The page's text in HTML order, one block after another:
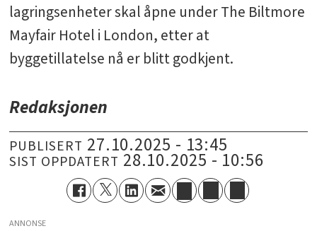
lagringsenheter skal åpne under The Biltmore
Mayfair Hotel i London, etter at
byggetillatelse nå er blitt godkjent.
Redaksjonen
PUBLISERT 27.10.2025 - 13:45
SIST OPPDATERT 28.10.2025 - 10:56
ANNONSE